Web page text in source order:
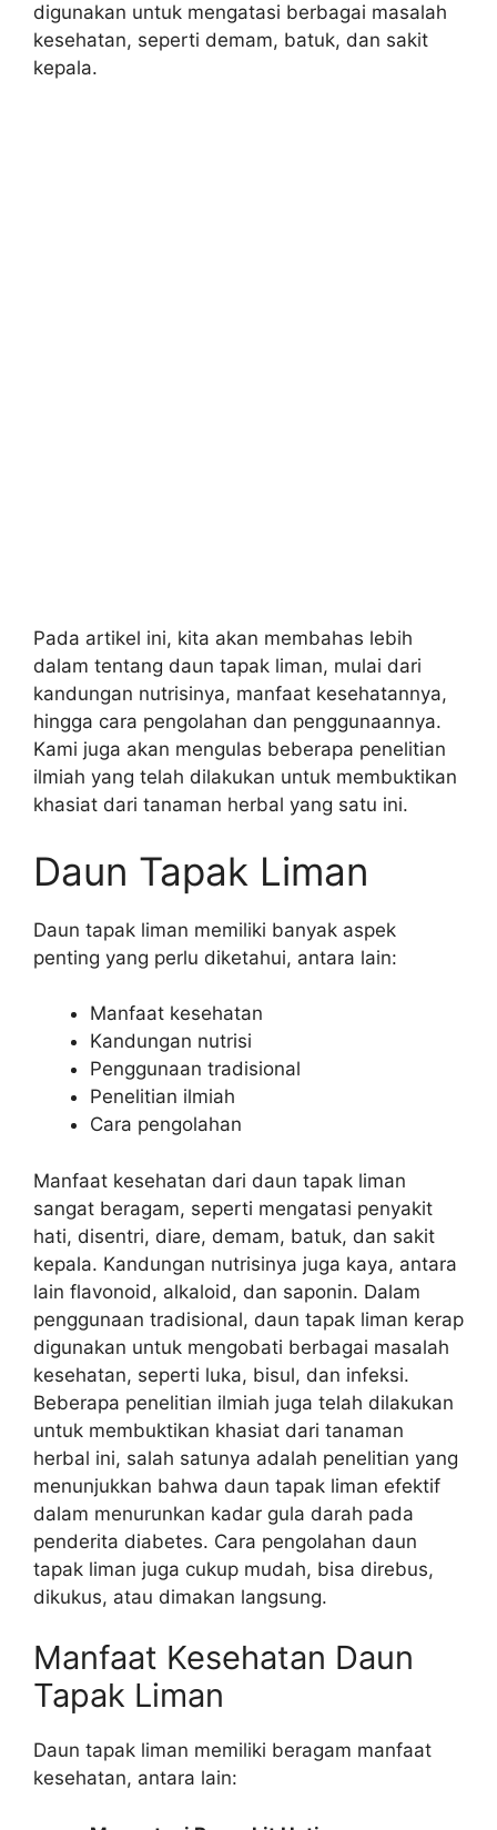
digunakan untuk mengatasi berbagai masalah
kesehatan, seperti demam, batuk, dan sakit
kepala.
Pada artikel ini, kita akan membahas lebih
dalam tentang daun tapak liman, mulai dari
kandungan nutrisinya, manfaat kesehatannya,
hingga cara pengolahan dan penggunaannya.
Kami juga akan mengulas beberapa penelitian
ilmiah yang telah dilakukan untuk membuktikan
khasiat dari tanaman herbal yang satu ini.
Daun Tapak Liman
Daun tapak liman memiliki banyak aspek
penting yang perlu diketahui, antara lain:
Manfaat kesehatan
Kandungan nutrisi
Penggunaan tradisional
Penelitian ilmiah
Cara pengolahan
Manfaat kesehatan dari daun tapak liman
sangat beragam, seperti mengatasi penyakit
hati, disentri, diare, demam, batuk, dan sakit
kepala. Kandungan nutrisinya juga kaya, antara
lain flavonoid, alkaloid, dan saponin. Dalam
penggunaan tradisional, daun tapak liman kerap
digunakan untuk mengobati berbagai masalah
kesehatan, seperti luka, bisul, dan infeksi.
Beberapa penelitian ilmiah juga telah dilakukan
untuk membuktikan khasiat dari tanaman
herbal ini, salah satunya adalah penelitian yang
menunjukkan bahwa daun tapak liman efektif
dalam menurunkan kadar gula darah pada
penderita diabetes. Cara pengolahan daun
tapak liman juga cukup mudah, bisa direbus,
dikukus, atau dimakan langsung.
Manfaat Kesehatan Daun
Tapak Liman
Daun tapak liman memiliki beragam manfaat
kesehatan, antara lain: